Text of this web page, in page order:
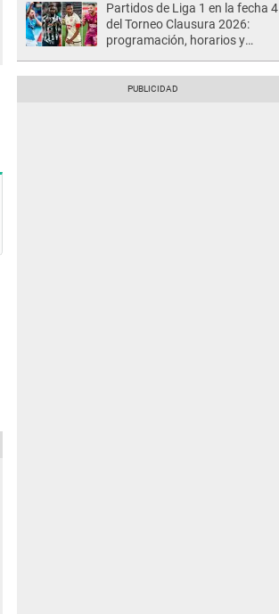
Partidos de Liga 1 en la fecha 4
del Torneo Clausura 2026:
programación, horarios y